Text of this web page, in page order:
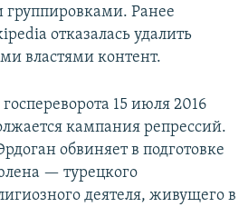
группировками. Ранее
отказалась удалить
властями контент.
15 июля 2016
кампания репрессий.
обвиняет в подготовке
— турецкого
деятеля, живущего в